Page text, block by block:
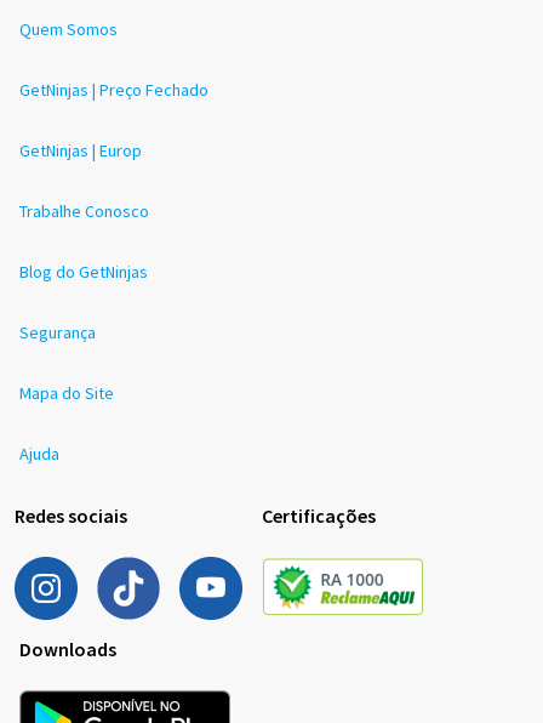
Quem Somos
GetNinjas | Preço Fechado
GetNinjas | Europ
Trabalhe Conosco
Blog do GetNinjas
Segurança
Mapa do Site
Ajuda
Redes sociais Certificações
Downloads